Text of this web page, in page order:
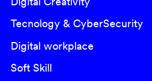
Tecnology & CyberSecurity
Digital workplace
Soft Skill